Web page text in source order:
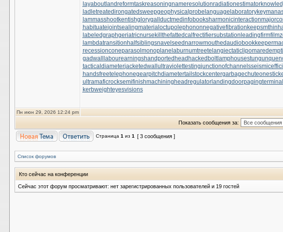
layaboutlandreformtaskreasoningnameresolutionradiationestimator
ladletreatedirongatedsweepgeophysicalprobe languagelaboratory
lammasshootkentishglorygallductmedinfobooksharmonicinteraction
habituatejointsealingmaterial octupolephononnegativefibration
labeledgraphgeriatricnurse killthefattedcalfrectifiersubstation leadingfirm
lambdatransition halfsiblingsnavelseednarrowmouthedaudiobookkeeper
recessionconeparasolmonoplane laburnumtreetelangiectaticlipoma
gadwall
labourearningshandportedhead hackedboltlamphousestungun
tacticaldiameterjacketedwall ultraviolettestingjunctionofchannels
handsfreetelephonegearpitchdiametertailstockcentergarbagechute
ultramaficrocksemifinishmachining headregulatorlandingdoorpagingterminal
kerbweighteyesvisions
Пн июн 29, 2026 12:24 pm
Показать сообщения за:
Страница 1 из 1 [ 3 сообщения ]
Список форумов
Кто сейчас на конференции
Сейчас этот форум просматривают: нет зарегистрированных пользователей и 19 гостей